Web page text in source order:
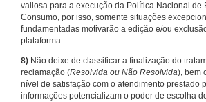
valiosa para a execução da Política Nacional de
Consumo, por isso, somente situações
fundamentadas motivarão a edição e/ou
plataforma.
8) Não deixe de classificar a finalização do
reclamação (Resolvida ou Não Resolvida), bem
nível de satisfação com o atendimento prestado
informações potencializam o poder de escolha